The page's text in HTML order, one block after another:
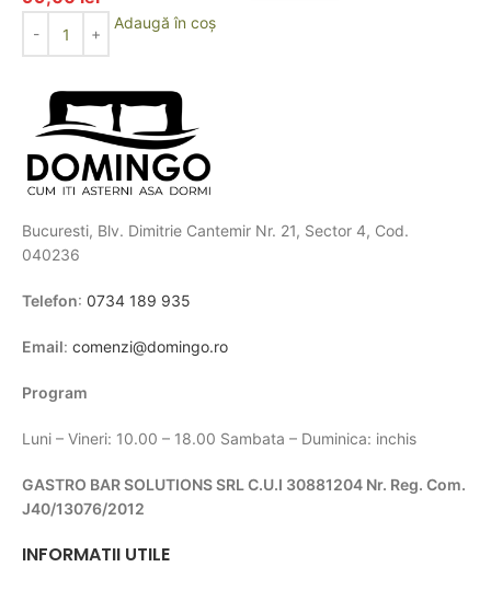
Adaugă în coș
Bucuresti, Blv. Dimitrie Cantemir Nr. 21, Sector 4, Cod.
040236
Telefon: 0734 189 935
Email: comenzi@domingo.ro
Program
Luni – Vineri: 10.00 – 18.00 Sambata – Duminica: inchis
GASTRO BAR SOLUTIONS SRL C.U.I 30881204 Nr. Reg. Com.
J40/13076/2012
INFORMATII UTILE